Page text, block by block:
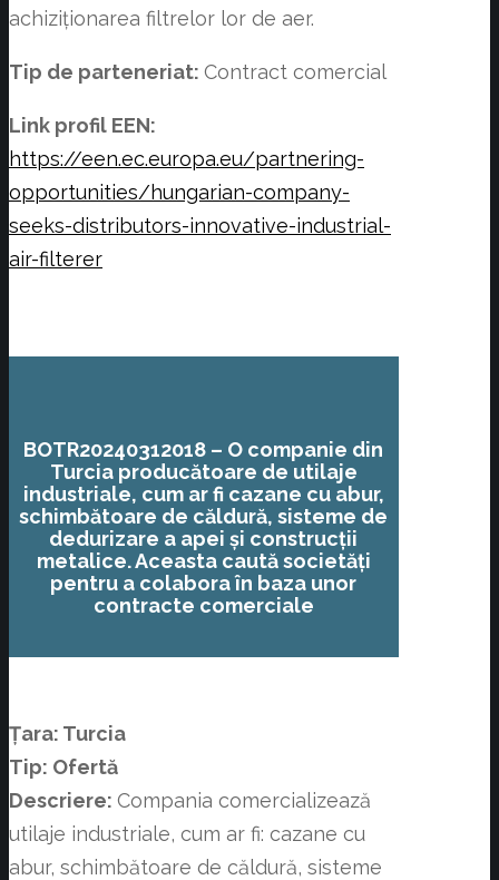
achiziționarea filtrelor lor de aer.
Tip de parteneriat: Contract comercial
Link profil EEN:
https://een.ec.europa.eu/partnering-
opportunities/hungarian-company-
seeks-distributors-innovative-industrial-
air-filterer
BOTR20240312018 – O companie din
Turcia producătoare de utilaje
industriale, cum ar fi cazane cu abur,
schimbătoare de căldură, sisteme de
dedurizare a apei și construcții
metalice. Aceasta caută societăți
pentru a colabora în baza unor
contracte comerciale
Țara: Turcia
Tip: Ofertă
Descriere: Compania comercializează
utilaje industriale, cum ar fi: cazane cu
abur, schimbătoare de căldură, sisteme